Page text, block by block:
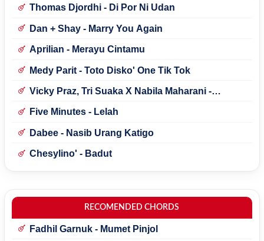
Thomas Djordhi - Di Por Ni Udan
Dan + Shay - Marry You Again
Aprilian - Merayu Cintamu
Medy Parit - Toto Disko' One Tik Tok
Vicky Praz, Tri Suaka X Nabila Maharani -
Five Minutes - Lelah
Dabee - Nasib Urang Katigo
Chesylino' - Badut
RECOMENDED CHORDS
Fadhil Garnuk - Mumet Pinjol